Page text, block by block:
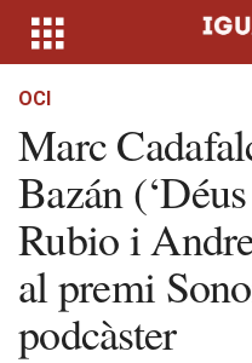
OCI
Marc
Bazán
Rubio i
al premi
podcàster